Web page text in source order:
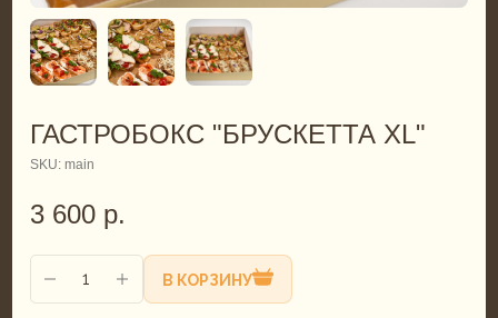
ГАСТРОБОКС "БРУСКЕТТА XL"
SKU: main
3 600 р.
В КОРЗИНУ